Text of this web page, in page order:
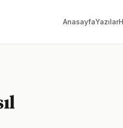
AnasayfaYazılar